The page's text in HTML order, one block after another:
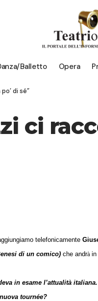
Balletto Opera
di sé”
ci
telefonicamente
di un comico) che andrà in
in esame l’attualità
tournée?